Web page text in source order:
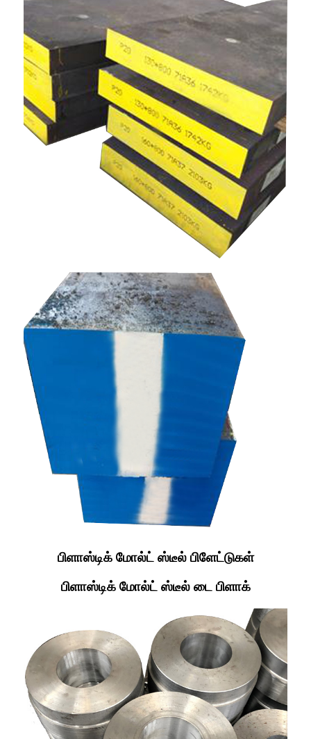
பிளாஸ்டிக் மோல்ட் ஸ்டீல் பிளேட்டுகள்
பிளாஸ்டிக் மோல்ட் ஸ்டீல் டை பிளாக்